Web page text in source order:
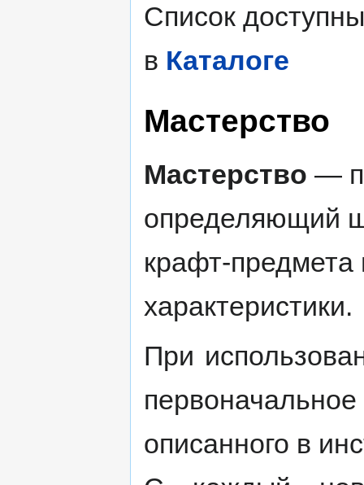
Список
в Каталоге
Мастерство
Мастерство —
определяющий
крафт-
характеристики.
При
описанного в